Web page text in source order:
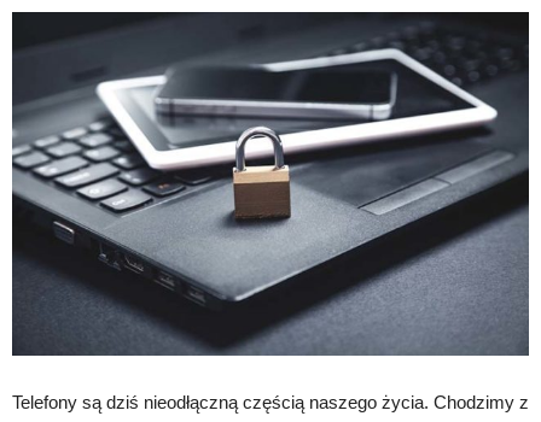
Telefony są dziś nieodłączną częścią naszego życia. Chodzimy z